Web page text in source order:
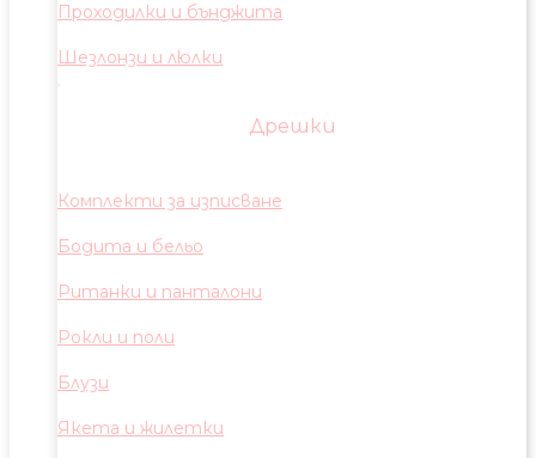
Проходилки и бънджита
Шезлонзи и люлки
Дрешки
Комплекти за изписване
Бодита и бельо
Ританки и панталони
Рокли и поли
Блузи
Якета и жилетки